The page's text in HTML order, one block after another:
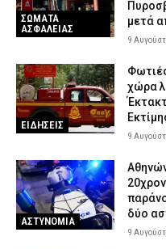
Κίνδυνος πυρκαγιάς: Σε
άλλες πέντε περιοχές – Σε
ΕΙΔΗΣΕΙΣ 9 Αυγούστου 2026
ΣΩΜΑΤΑ
ΑΣΦΑΛΕΙΑΣ
μετά
9
ΕΙΔΗΣΕΙΣ
χώρα
9
ΑΣΤΥΝΟΜΙΑ
δύο
9